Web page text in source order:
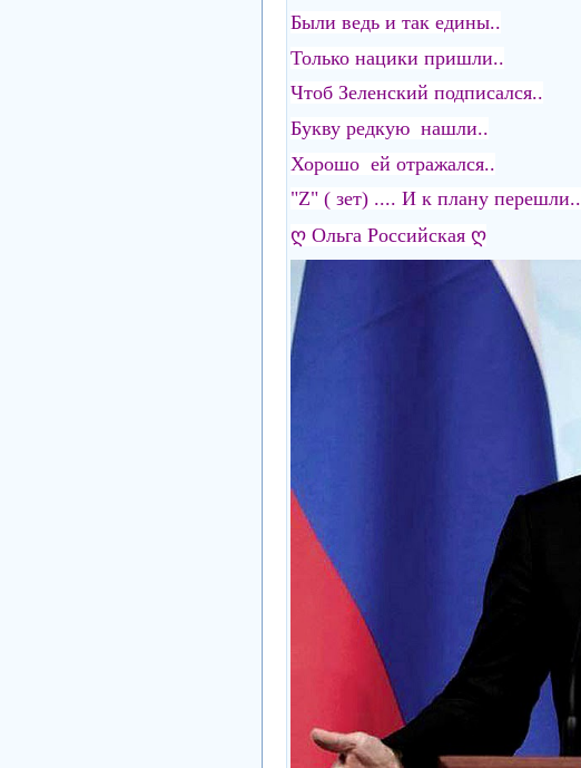
Были ведь и так едины..
Только нацики пришли..
Чтоб Зеленский подписался..
Букву редкую нашли..
Хорошо ей отражался..
"Z" ( зет) .... И к плану перешли..
ღ Ольга Российская ღ